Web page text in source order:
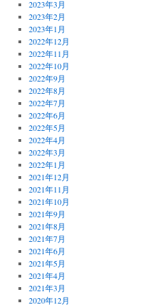
2023年3月
2023年2月
2023年1月
2022年12月
2022年11月
2022年10月
2022年9月
2022年8月
2022年7月
2022年6月
2022年5月
2022年4月
2022年3月
2022年1月
2021年12月
2021年11月
2021年10月
2021年9月
2021年8月
2021年7月
2021年6月
2021年5月
2021年4月
2021年3月
2020年12月